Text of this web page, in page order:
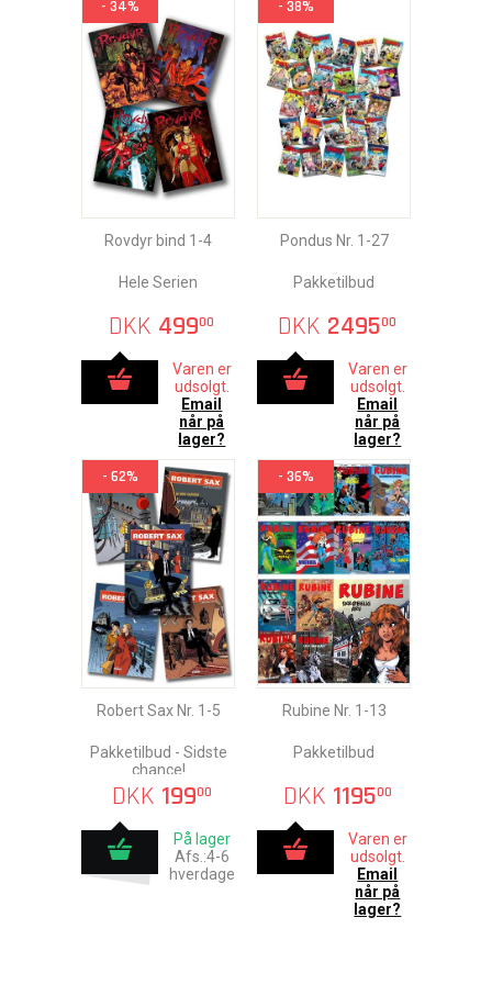
- 34%
Rovdyr bind 1-4
Hele Serien
DKK 49900
Varen er
udsolgt.
Email
når på
lager?
- 38%
Pondus Nr. 1-27
Pakketilbud
DKK 249500
Varen er
udsolgt.
Email
når på
lager?
- 62%
Robert Sax Nr. 1-5
Pakketilbud - Sidste
chance!
DKK 19900
På lager
Afs.:4-6
hverdage
- 36%
Rubine Nr. 1-13
Pakketilbud
DKK 119500
Varen er
udsolgt.
Email
når på
lager?